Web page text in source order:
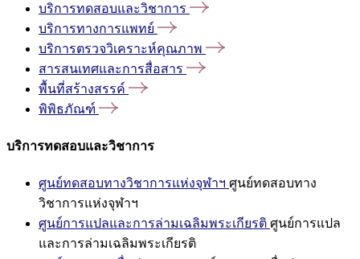
บริการทดสอบและวิชาการ
บริการทางการแพทย์
บริการตรวจวิเคราะห์คุณภาพ
สารสนเทศและการสื่อสาร
พื้นที่สร้างสรรค์
พิพิธภัณฑ์
บริการทดสอบและวิชาการ
ศูนย์ทดสอบทางวิชาการแห่งจุฬาฯ ศูนย์ทดสอบทาง
วิชาการแห่งจุฬาฯ
ศูนย์การแปลและการล่ามเฉลิมพระเกียรติ ศูนย์การแปล
และการล่ามเฉลิมพระเกียรติ